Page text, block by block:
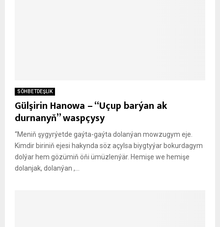
SÖHBETDEŞLIK
Gülşirin Hanowa – “Uçup barýan ak
durnanyň” waspçysy
“Meniň şygyrýetde gaýta-gaýta dolanýan mowzugym eje.
Kimdir biriniň ejesi hakynda söz açylsa biygtyýar bokurdagym
dolýar hem gözümiň öňi ümüzlenýär. Hemişe we hemişe
dolanjak, dolanýan ,...